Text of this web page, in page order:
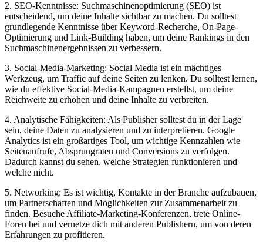
2. SEO-Kenntnisse: Suchmaschinenoptimierung (SEO) ist
entscheidend, um deine Inhalte sichtbar zu machen. Du solltest
grundlegende Kenntnisse über Keyword-Recherche, On-Page-
Optimierung und Link-Building haben, um deine Rankings in den
Suchmaschinenergebnissen zu verbessern.
3. Social-Media-Marketing: Social Media ist ein mächtiges
Werkzeug, um Traffic auf deine Seiten zu lenken. Du solltest lernen,
wie du effektive Social-Media-Kampagnen erstellst, um deine
Reichweite zu erhöhen und deine Inhalte zu verbreiten.
4. Analytische Fähigkeiten: Als Publisher solltest du in der Lage
sein, deine Daten zu analysieren und zu interpretieren. Google
Analytics ist ein großartiges Tool, um wichtige Kennzahlen wie
Seitenaufrufe, Absprungraten und Conversions zu verfolgen.
Dadurch kannst du sehen, welche Strategien funktionieren und
welche nicht.
5. Networking: Es ist wichtig, Kontakte in der Branche aufzubauen,
um Partnerschaften und Möglichkeiten zur Zusammenarbeit zu
finden. Besuche Affiliate-Marketing-Konferenzen, trete Online-
Foren bei und vernetze dich mit anderen Publishern, um von deren
Erfahrungen zu profitieren.